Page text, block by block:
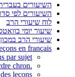
השיעורים
השיעורים לפי
לוח שיעורי הרב
שיעור יומי
שיעורי הרב
en français
par sujet
.Leçons par ordre chron
leçons